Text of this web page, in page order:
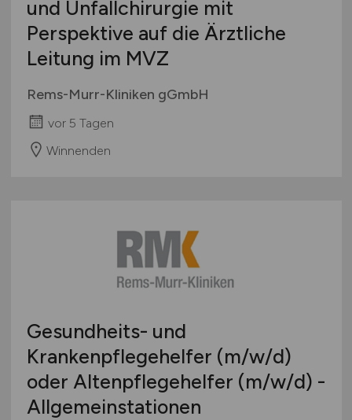
und Unfallchirurgie mit
Perspektive auf die Ärztliche
Leitung im MVZ
Rems-Murr-Kliniken gGmbH
vor 5 Tagen
Winnenden
Gesundheits- und
Krankenpflegehelfer (m/w/d)
oder Altenpflegehelfer (m/w/d) -
Allgemeinstationen